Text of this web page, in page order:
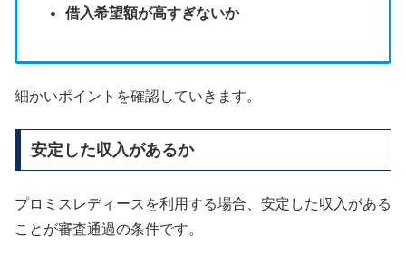
借入希望額が高すぎないか
細かいポイントを確認していきます。
安定した収入があるか
プロミスレディースを利用する場合、安定した収入がある
ことが審査通過の条件です。